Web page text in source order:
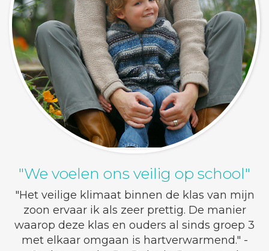
"We voelen ons veilig op school"
"Het veilige klimaat binnen de klas van mijn
zoon ervaar ik als zeer prettig. De manier
waarop deze klas en ouders al sinds groep 3
met elkaar omgaan is hartverwarmend." -